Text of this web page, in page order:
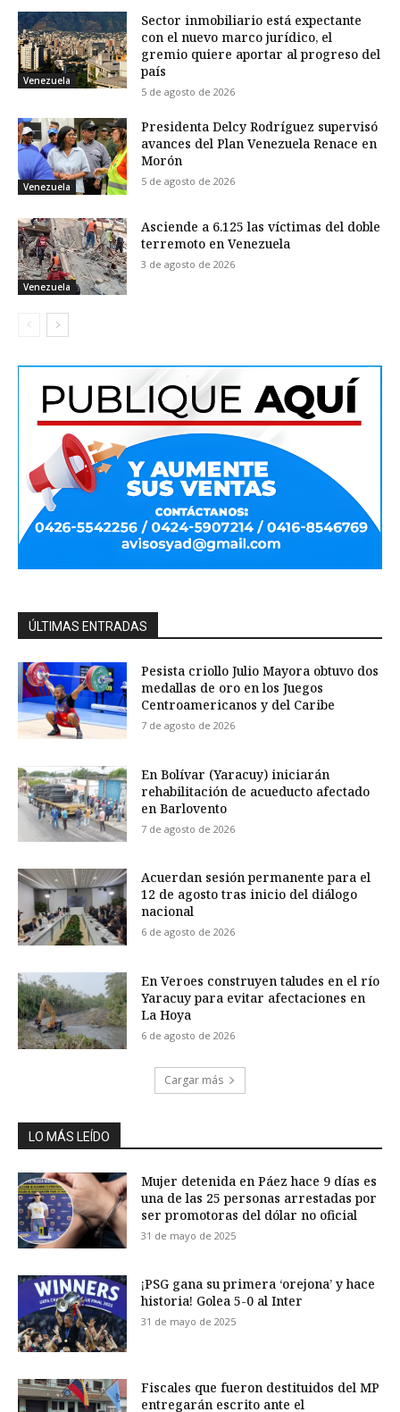
Venezuela
Sector inmobiliario está expectante
con el nuevo marco jurídico, el
gremio quiere aportar al progreso del
país
5 de agosto de 2026
Venezuela
Presidenta Delcy Rodríguez supervisó
avances del Plan Venezuela Renace en
Morón
5 de agosto de 2026
Venezuela
Asciende a 6.125 las víctimas del doble
terremoto en Venezuela
3 de agosto de 2026
ÚLTIMAS ENTRADAS
Pesista criollo Julio Mayora obtuvo dos
medallas de oro en los Juegos
Centroamericanos y del Caribe
7 de agosto de 2026
En Bolívar (Yaracuy) iniciarán
rehabilitación de acueducto afectado
en Barlovento
7 de agosto de 2026
Acuerdan sesión permanente para el
12 de agosto tras inicio del diálogo
nacional
6 de agosto de 2026
En Veroes construyen taludes en el río
Yaracuy para evitar afectaciones en
La Hoya
6 de agosto de 2026
Cargar más
LO MÁS LEÍDO
Mujer detenida en Páez hace 9 días es
una de las 25 personas arrestadas por
ser promotoras del dólar no oficial
31 de mayo de 2025
¡PSG gana su primera ‘orejona’ y hace
historia! Golea 5-0 al Inter
31 de mayo de 2025
Fiscales que fueron destituidos del MP
entregarán escrito ante el